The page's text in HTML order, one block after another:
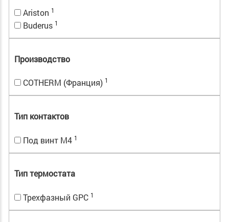
Ariston 1
Buderus 1
Производство
COTHERM (Франция) 1
Тип контактов
Под винт М4 1
Тип термостата
Трехфазный GPC 1